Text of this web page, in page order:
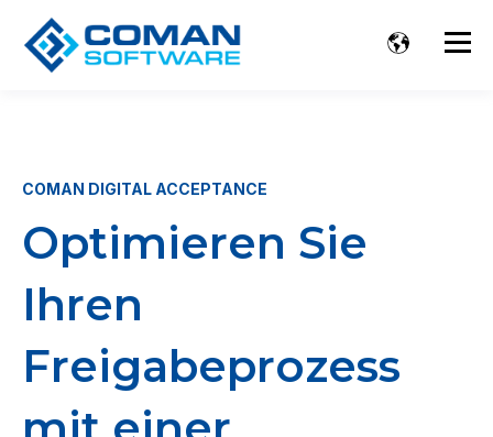
COMAN DIGITAL ACCEPTANCE
Optimieren Sie
Ihren
Freigabeprozess